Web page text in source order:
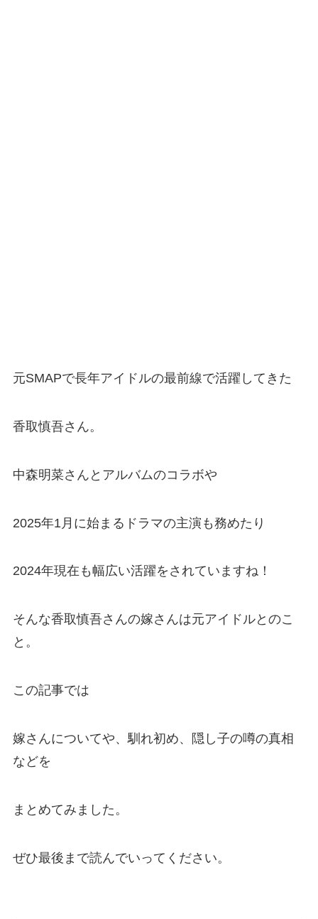
元SMAPで長年アイドルの最前線で活躍してきた
香取慎吾さん。
中森明菜さんとアルバムのコラボや
2025年1月に始まるドラマの主演も務めたり
2024年現在も幅広い活躍をされていますね！
そんな香取慎吾さんの嫁さんは元アイドルとのこ
と。
この記事では
嫁さんについてや、馴れ初め、隠し子の噂の真相
などを
まとめてみました。
ぜひ最後まで読んでいってください。